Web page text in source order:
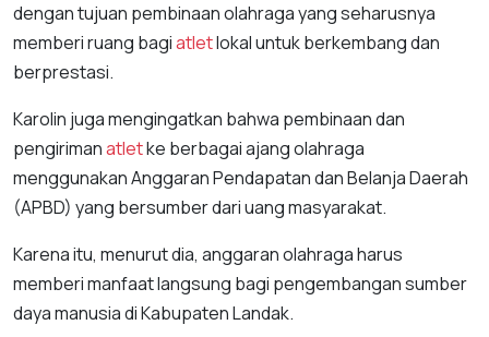
dengan tujuan pembinaan olahraga yang seharusnya
memberi ruang bagiatletlokal untuk berkembang dan
berprestasi.
Karolin juga mengingatkan bahwa pembinaan dan
pengirimanatletke berbagai ajang olahraga
menggunakan Anggaran Pendapatan dan Belanja Daerah
(APBD) yang bersumber dari uang masyarakat.
Karena itu, menurut dia, anggaran olahraga harus
memberi manfaat langsung bagi pengembangan sumber
daya manusia di Kabupaten Landak.